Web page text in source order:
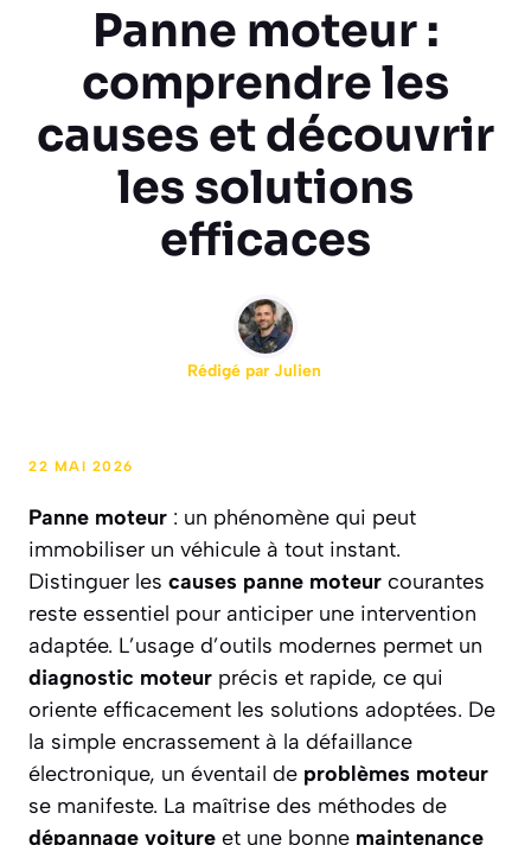
Panne moteur :
comprendre les
causes et découvrir
les solutions
efficaces
Rédigé par Julien
22 MAI 2026
Panne moteur : un phénomène qui peut
immobiliser un véhicule à tout instant.
Distinguer les causes panne moteur courantes
reste essentiel pour anticiper une intervention
adaptée. L’usage d’outils modernes permet un
diagnostic moteur précis et rapide, ce qui
oriente efficacement les solutions adoptées. De
la simple encrassement à la défaillance
électronique, un éventail de problèmes moteur
se manifeste. La maîtrise des méthodes de
dépannage voiture et une bonne maintenance